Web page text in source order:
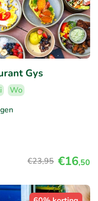
Gys
Wo
€23,95 €16,50